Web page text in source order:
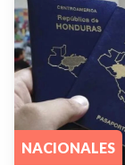
NACIONALES